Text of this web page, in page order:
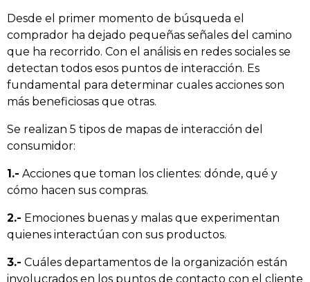
Desde el primer momento de búsqueda el
comprador ha dejado pequeñas señales del camino
que ha recorrido. Con el análisis en redes sociales se
detectan todos esos puntos de interacción. Es
fundamental para determinar cuales acciones son
más beneficiosas que otras.
Se realizan 5 tipos de mapas de interacción del
consumidor:
1.- Acciones que toman los clientes: dónde, qué y
cómo hacen sus compras.
2.- Emociones buenas y malas que experimentan
quienes interactúan con sus productos.
3.- Cuáles departamentos de la organización están
involucrados en los puntos de contacto con el cliente